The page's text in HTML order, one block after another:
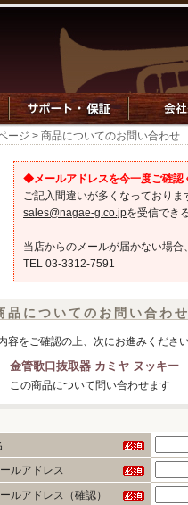
ージ > 商品についてのお問い合わせ
◆メールアドレスを今一度ご確
ご記入間違いが多くなっておりま
sales@nagae-g.co.jpを受信でき
当店からのメールが届かない場合
TEL 03-3312-7591
品についてのお問い合わせ
容をご確認の上、次にお進みください
金管歌口抜取器 カミヤ ヌッキー
この商品について問い合わせます
ルアドレス
ルアドレス（確認）